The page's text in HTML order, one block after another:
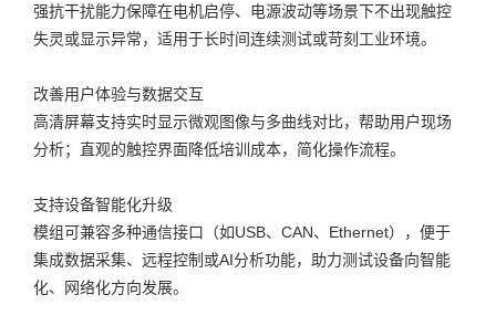
强抗干扰能力保障在电机启停、电源波动等场景下不出现触控
失灵或显示异常，适用于长时间连续测试或苛刻工业环境。
改善用户体验与数据交互
高清屏幕支持实时显示微观图像与多曲线对比，帮助用户现场
分析；直观的触控界面降低培训成本，简化操作流程。
支持设备智能化升级
模组可兼容多种通信接口（如USB、CAN、Ethernet），便于
集成数据采集、远程控制或AI分析功能，助力测试设备向智能
化、网络化方向发展。